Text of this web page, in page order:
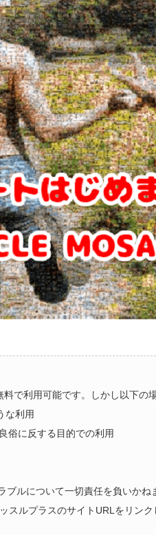
で利用可能です。しかし以下の
な利用
俗に反する目的での利用
ブルについて一切責任を負いかね
スルプラスのサイトURLをリン